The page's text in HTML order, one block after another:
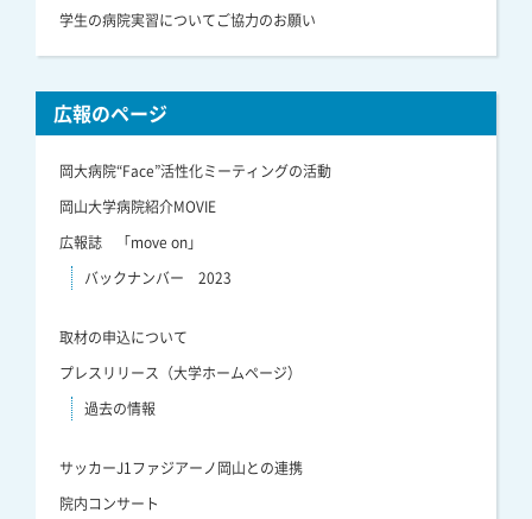
学生の病院実習についてご協力のお願い
広報のページ
岡大病院“Face”活性化ミーティングの活動
岡山大学病院紹介MOVIE
広報誌 「move on」
バックナンバー 2023
取材の申込について
プレスリリース（大学ホームページ）
過去の情報
サッカーJ1ファジアーノ岡山との連携
院内コンサート